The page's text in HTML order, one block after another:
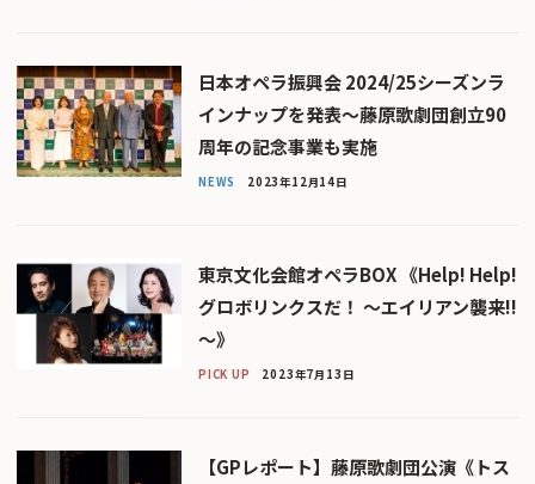
日本オペラ振興会 2024/25シーズンラ
インナップを発表〜藤原歌劇団創立90
周年の記念事業も実施
NEWS 2023年12月14日
東京文化会館オペラBOX 《Help! Help!
グロボリンクスだ！ ～エイリアン襲来!!
～》
PICK UP 2023年7月13日
【GPレポート】藤原歌劇団公演《トス